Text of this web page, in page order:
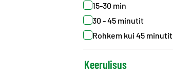
15-30 min
30 - 45 minutit
Rohkem kui 45 minutit
Keerulisus